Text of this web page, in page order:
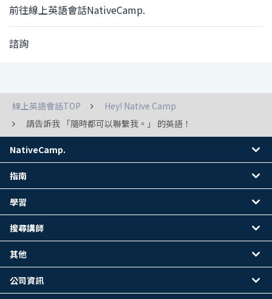
前往線上英語會話NativeCamp.
諮詢
線上英語會話TOP
Hey! Native Camp
請告訴我 「隨時都可以聯繫我。」 的英語！
NativeCamp.
指南
學習
搜尋講師
其他
公司資訊